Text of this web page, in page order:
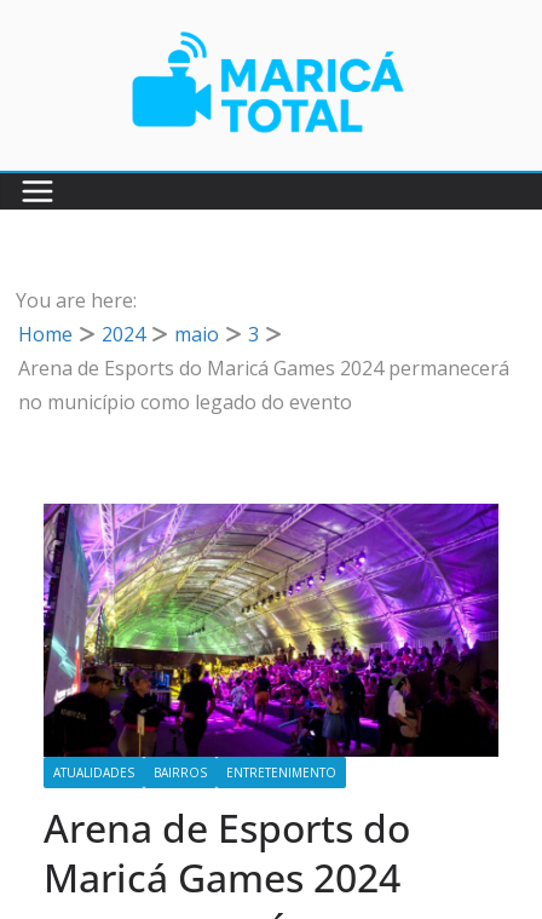
You are here:
Home
2024 maio
3
Arena de Esports do Maricá Games 2024 permanecerá
no município como legado do evento
ATUALIDADES BAIRROS ENTRETENIMENTO
Arena de Esports do
Maricá Games 2024